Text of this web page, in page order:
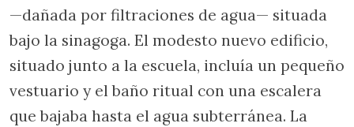
—dañada por filtraciones de agua— situada
bajo la sinagoga. El modesto nuevo edificio,
situado junto a la escuela, incluía un pequeño
vestuario y el baño ritual con una escalera
que bajaba hasta el agua subterránea. La